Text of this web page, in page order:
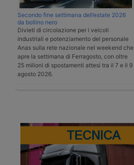
Secondo fine settimana dell’estate 2026
da bollino nero
Divieti di circolazione per i veicoli
industriali e potenziamento del personale
Anas sulla rete nazionale nel weekend che
apre la settimana di Ferragosto, con oltre
25 milioni di spostamenti attesi tra il 7 e il 9
agosto 2026.
TECNICA